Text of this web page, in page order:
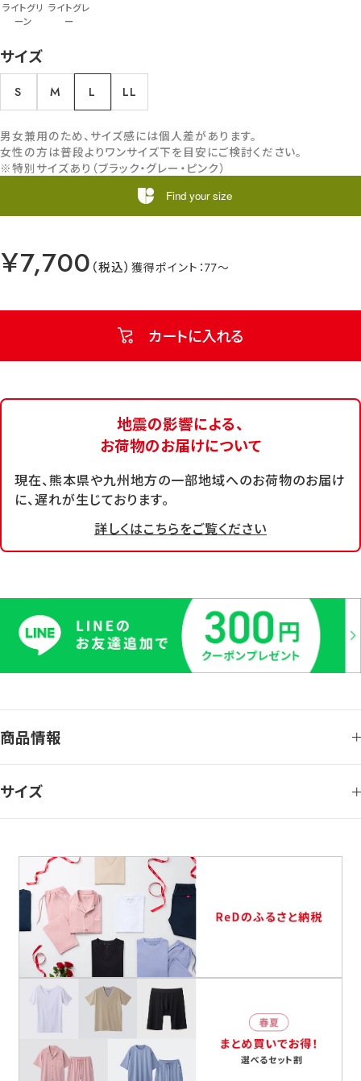
ライトグリ
ーン
ライトグレ
ー
サイズ
S M L LL
￥7,700 77
カートに入れる
男女兼用のため、サイズ感には個人差があります。
女性の方は普段よりワンサイズ下を目安にご検討ください。
※特別サイズあり（ブラック・グレー・ピンク）
Find your size
地震の影響による、
お荷物のお届けについて
現在、熊本県や九州地方の一部地域へのお荷物のお届け
に、遅れが生じております。
詳しくはこちらをご覧ください
商品情報
サイズ